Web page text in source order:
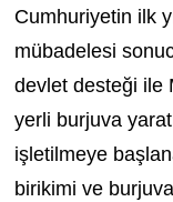
Cumhuriyetin ilk
mübadelesi
devlet desteği ile
yerli burjuva
işletilmeye
birikimi ve